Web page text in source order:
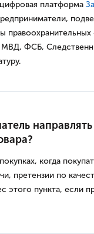
платформа
правоохранительных
ФСБ,
когда
претензии по
этого пункта, если